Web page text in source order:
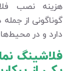
هزینه نصب
گوناگونی از
دارد و در
فلاشینگ